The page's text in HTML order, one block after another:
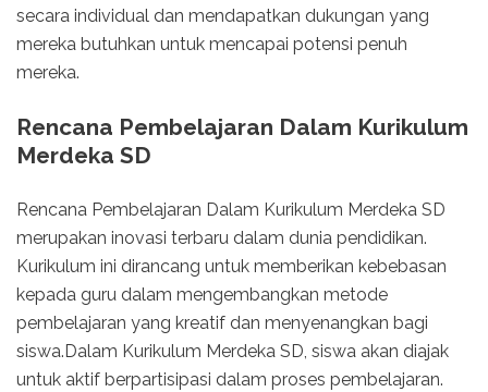
secara individual dan mendapatkan dukungan yang
mereka butuhkan untuk mencapai potensi penuh
mereka.
Rencana Pembelajaran Dalam Kurikulum
Merdeka SD
Rencana Pembelajaran Dalam Kurikulum Merdeka SD
merupakan inovasi terbaru dalam dunia pendidikan.
Kurikulum ini dirancang untuk memberikan kebebasan
kepada guru dalam mengembangkan metode
pembelajaran yang kreatif dan menyenangkan bagi
siswa.Dalam Kurikulum Merdeka SD, siswa akan diajak
untuk aktif berpartisipasi dalam proses pembelajaran.